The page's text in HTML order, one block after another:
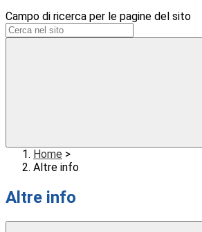
Campo di ricerca per le pagine del sito
Home >
Altre info
Altre info